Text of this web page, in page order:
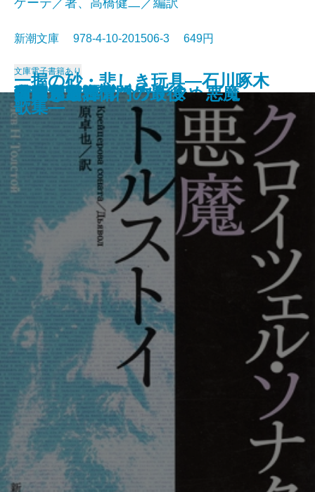
愛と死
絵のない絵本
田舎教師
変身
硝子戸の中
田園交響楽
倫敦塔・幻影の盾
光あるうち光の中を歩め
真理先生
ゲーテ格言集
ゲーテ／著、高橋健二／編訳
新潮文庫 978-4-10-201506-3 649円
文庫電子書籍あり
クロイツェル・ソナタ 悪魔
一握の砂・悲しき玩具―石川啄木
歌集―
行人
人間ぎらい
蒲団・重右衛門の最後
こころ
白鯨〔下〕
白鯨〔上〕
彼岸過迄
ぼく東綺譚